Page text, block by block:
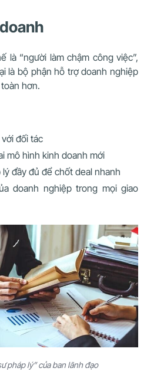
là “người làm chậm công việc”,
là bộ phận hỗ trợ doanh nghiệp
hơn.
đối tác
mô hình kinh doanh mới
đầy đủ để chốt deal nhanh
doanh nghiệp trong mọi giao
pháp lý” của ban lãnh đạo